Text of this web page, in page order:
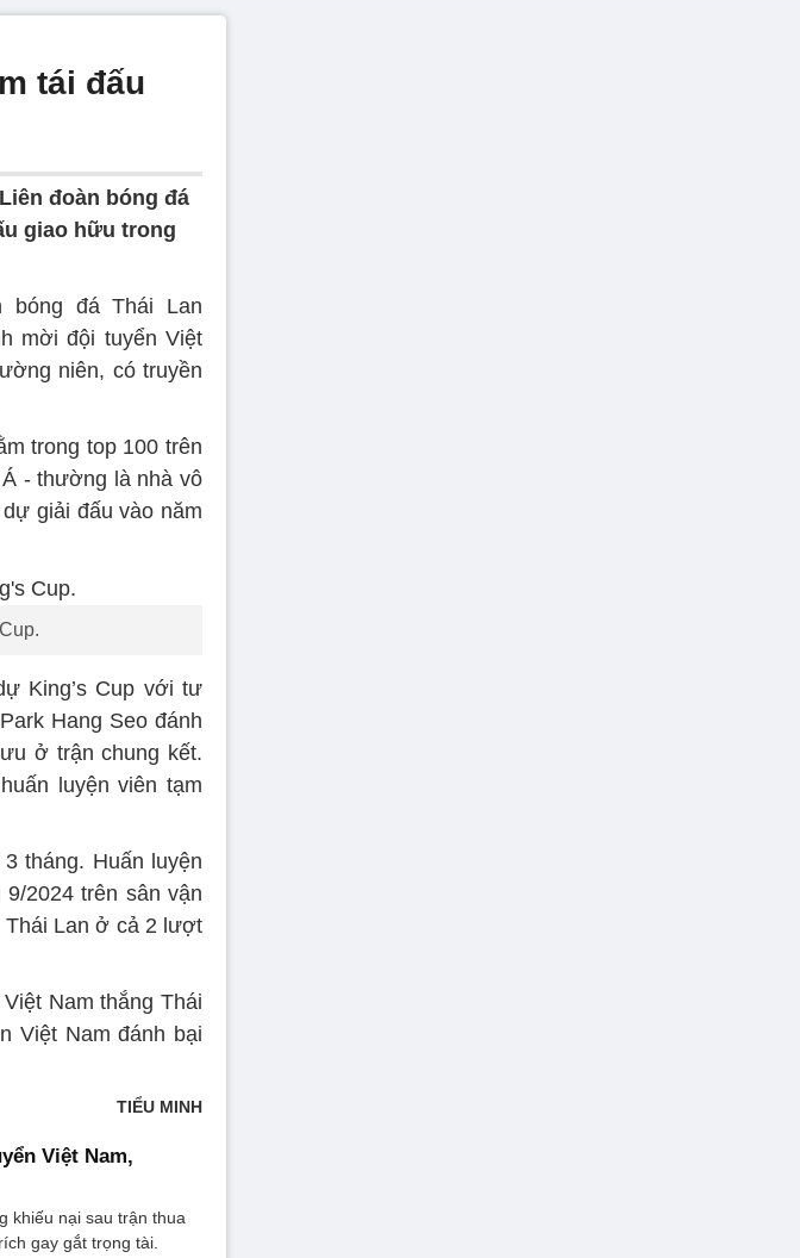
tái đấu
đoàn bóng đá
giao hữu trong
bóng đá Thái Lan
mời đội tuyển Việt
niên, có truyền
trong top 100 trên
- thường là nhà vô
giải đấu vào năm
King’s Cup với tư
Hang Seo đánh
ở trận chung kết.
luyện viên tạm
tháng. Huấn luyện
2024 trên sân vận
Thái Lan ở cả 2 lượt
Nam thắng Thái
Việt Nam đánh bại
TIỂU MINH
Việt Nam,
khiếu nại sau trận thua
gay gắt trọng tài.